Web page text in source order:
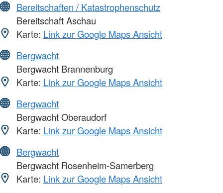
Bereitschaften / Katastrophenschutz
Bereitschaft Aschau
Karte: Link zur Google Maps Ansicht
Bergwacht
Bergwacht Brannenburg
Karte: Link zur Google Maps Ansicht
Bergwacht
Bergwacht Oberaudorf
Karte: Link zur Google Maps Ansicht
Bergwacht
Bergwacht Rosenheim-Samerberg
Karte: Link zur Google Maps Ansicht